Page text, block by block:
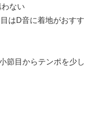
ない
はD音に着地がおすす
節目からテンポを少し